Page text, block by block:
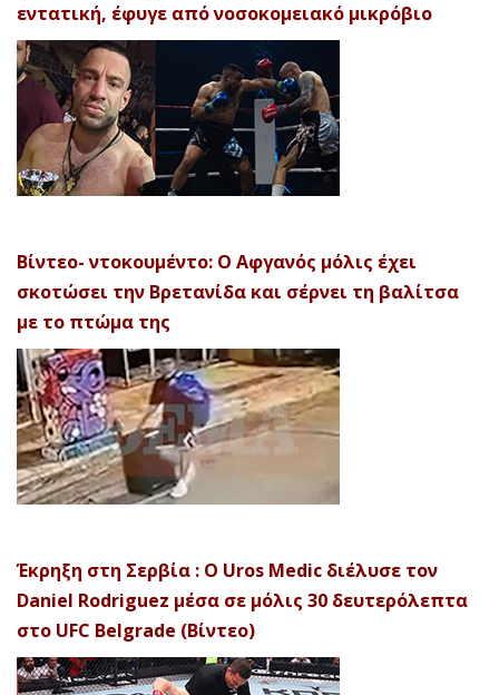
εντατική, έφυγε από νοσοκομειακό μικρόβιο
Βίντεο- ντοκουμέντο: Ο Αφγανός μόλις έχει
σκοτώσει την Βρετανίδα και σέρνει τη βαλίτσα
με το πτώμα της
Έκρηξη στη Σερβία : Ο Uros Medic διέλυσε τον
Daniel Rodriguez μέσα σε μόλις 30 δευτερόλεπτα
στο UFC Belgrade (Βίντεο)